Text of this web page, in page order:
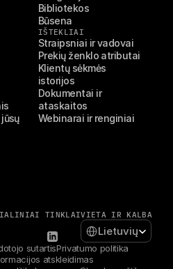
Bibliotekos
Būsena
IŠTEKLIAI
Straipsniai ir vadovai
Prekių ženklo atributai
Klientų sėkmės
istorijos
Dokumentai ir
ataskaitos
Webinarai ir renginiai
TINKLAIVIETA IR KALBA
Select Language
Lietuvių
sutartisPrivatumo politika
atskleidimas